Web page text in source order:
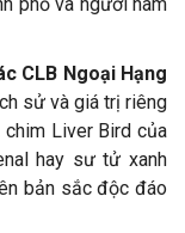
phố và người hâm
CLB Ngoại Hạng
sử và giá trị riêng
chim Liver Bird của
hay sư tử xanh
bản sắc độc đáo